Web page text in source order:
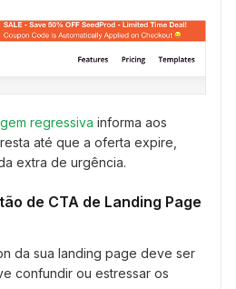
regressiva informa aos
até que a oferta expire,
extra de urgência.
de CTA de Landing Page
da sua landing page deve ser
confundir ou estressar os